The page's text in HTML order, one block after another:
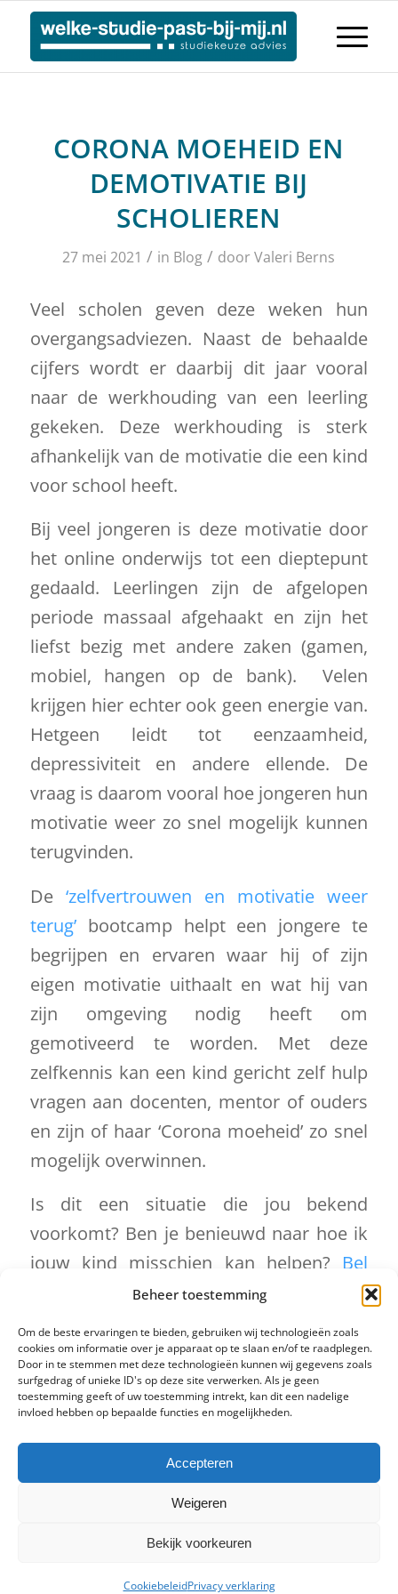
Beheer toestemming
Om de beste ervaringen te bieden, gebruiken wij technologieën zoals
cookies om informatie over je apparaat op te slaan en/of te raadplegen.
Door in te stemmen met deze technologieën kunnen wij gegevens zoals
surfgedrag of unieke ID's op deze site verwerken. Als je geen
toestemming geeft of uw toestemming intrekt, kan dit een nadelige
invloed hebben op bepaalde functies en mogelijkheden.
Accepteren
Weigeren
Bekijk voorkeuren
CookiebeleidPrivacy verklaring
CORONA MOEHEID EN
DEMOTIVATIE BIJ
SCHOLIEREN
27 mei 2021 / in Blog / doorValeri Berns
Veel scholen geven deze weken hun
overgangsadviezen. Naast de behaalde
cijfers wordt er daarbij dit jaar vooral
naar de werkhouding van een leerling
gekeken. Deze werkhouding is sterk
afhankelijk van de motivatie die een kind
voor school heeft.
Bij veel jongeren is deze motivatie door
het online onderwijs tot een dieptepunt
gedaald. Leerlingen zijn de afgelopen
periode massaal afgehaakt en zijn het
liefst bezig met andere zaken (gamen,
mobiel, hangen op de bank). Velen
krijgen hier echter ook geen energie van.
Hetgeen leidt tot eenzaamheid,
depressiviteit en andere ellende. De
vraag is daarom vooral hoe jongeren hun
motivatie weer zo snel mogelijk kunnen
terugvinden.
De ‘zelfvertrouwen en motivatie weer
terug’bootcamp helpt een jongere te
begrijpen en ervaren waar hij of zijn
eigen motivatie uithaalt en wat hij van
zijn omgeving nodig heeft om
gemotiveerd te worden. Met deze
zelfkennis kan een kind gericht zelf hulp
vragen aan docenten, mentor of ouders
en zijn of haar ‘Corona moeheid’ zo snel
mogelijk overwinnen.
Is dit een situatie die jou bekend
voorkomt? Ben je benieuwd naar hoe ik
jouw kind misschien kan helpen? Bel
gerust dan kunnen we bespreken of mijn
hulp de juiste is.
Facebook
Twitter
LinkedIn